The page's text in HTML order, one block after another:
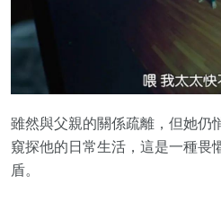
雖然與父親的關係疏離，但她仍
窺探他的日常生活，這是一種畏
盾。